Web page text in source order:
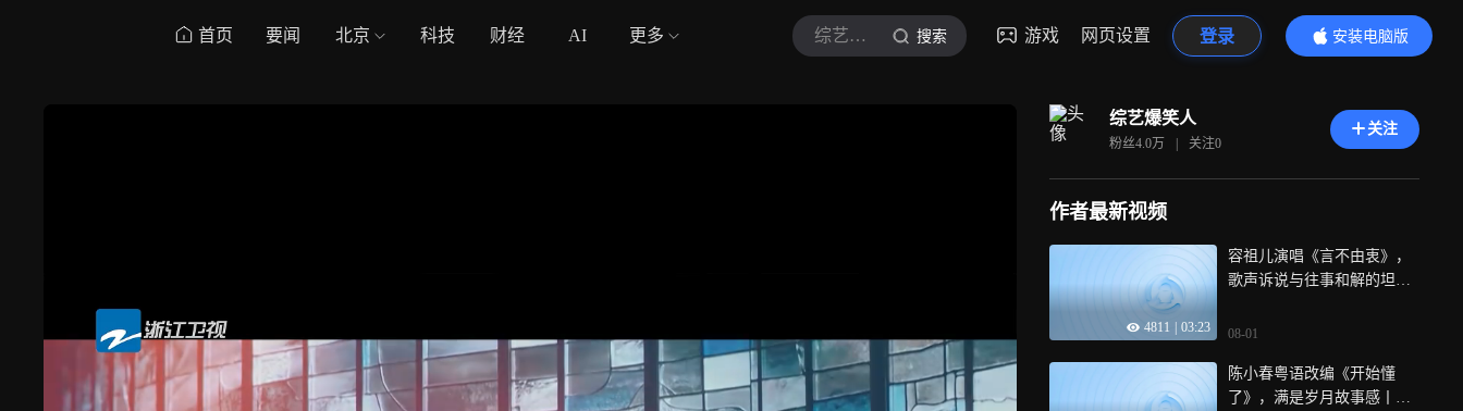
首页 要闻 北京 科技 财经 AI 更多 综艺爆笑人 搜索 游戏 网页设置 登录
安装电脑版
内容更精彩
综艺爆笑人
粉丝4.0万 | 关注0
关注
作者最新视频
4811 03:23
容祖儿演唱《言不由衷》，
歌声诉说与往事和解的坦然
08-01
陈小春粤语改编《开始懂
了》，满是岁月故事感丨国